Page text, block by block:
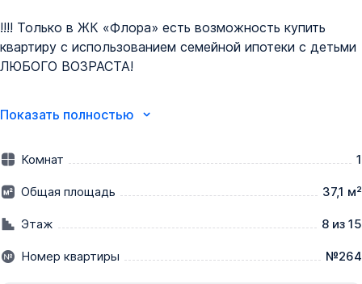
!!!! Только в ЖК «Флора» есть возможность купить
квартиру с использованием семейной ипотеки с детьми
ЛЮБОГО ВОЗРАСТА!
сдачей в этом году!
•⁠  ⁠Квартиры от 105 000₽/м²
•⁠  ⁠Семейная ипотека от 2,5% на весь срок без
удорожания
•⁠  ⁠Квартиры от 11 700 ₽/мес.
Показать полностью
Комнат 1
Общая площадь 37,1 м²
Этаж 8 из 15
Номер квартиры №264